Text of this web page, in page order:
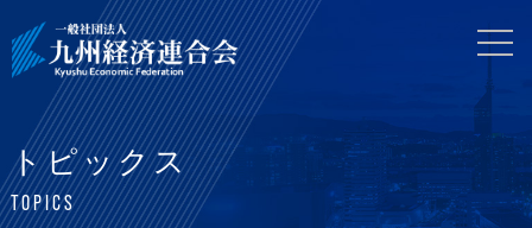
トピックス
TOPICS